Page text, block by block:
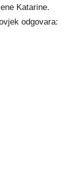
Katarine.
odgovara: